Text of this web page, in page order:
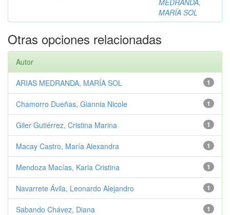
MEDRANDA,
MARÍA SOL
Otras opciones relacionadas
Autor
1
ARIAS MEDRANDA, MARÍA SOL
1
Chamorro Dueñas, Giannia Nicole
1
Giler Gutiérrez, Cristina Marina
1
Macay Castro, María Alexandra
1
Mendoza Macías, Karla Cristina
1
Navarrete Ávila, Leonardo Alejandro
1
Sabando Chávez, Diana